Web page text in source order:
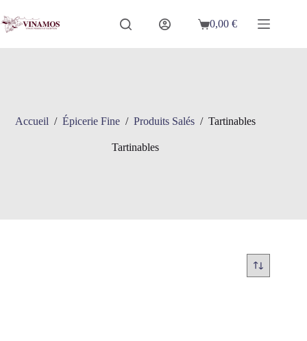
au
contenu
Panier
0,00€
Accueil / Épicerie Fine / Produits Salés / Tartinables
Tartinables